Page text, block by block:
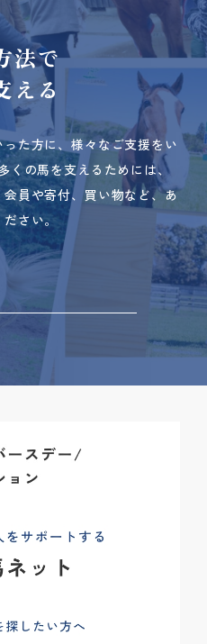
法で
える
た方に、様々なご支援をい
くの馬を支えるためには、
会員や寄付、買い物など、あ
さい。